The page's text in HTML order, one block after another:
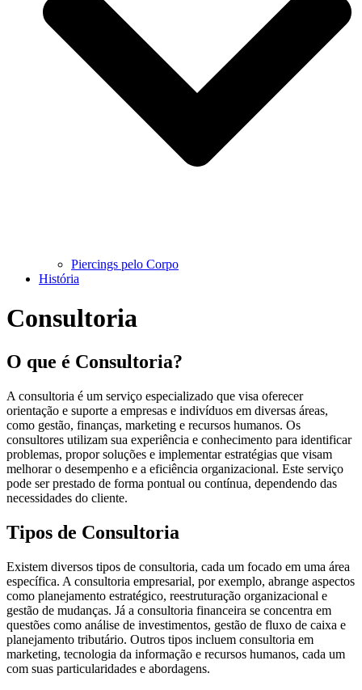
Piercings pelo Corpo
História
Consultoria
O que é Consultoria?
A consultoria é um serviço especializado que visa oferecer
orientação e suporte a empresas e indivíduos em diversas áreas,
como gestão, finanças, marketing e recursos humanos. Os
consultores utilizam sua experiência e conhecimento para identificar
problemas, propor soluções e implementar estratégias que visam
melhorar o desempenho e a eficiência organizacional. Este serviço
pode ser prestado de forma pontual ou contínua, dependendo das
necessidades do cliente.
Tipos de Consultoria
Existem diversos tipos de consultoria, cada um focado em uma área
específica. A consultoria empresarial, por exemplo, abrange aspectos
como planejamento estratégico, reestruturação organizacional e
gestão de mudanças. Já a consultoria financeira se concentra em
questões como análise de investimentos, gestão de fluxo de caixa e
planejamento tributário. Outros tipos incluem consultoria em
marketing, tecnologia da informação e recursos humanos, cada um
com suas particularidades e abordagens.